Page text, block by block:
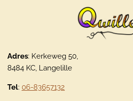
Adres: Kerkeweg 50,
8484 KC, Langelille
Tel: 06-83657132